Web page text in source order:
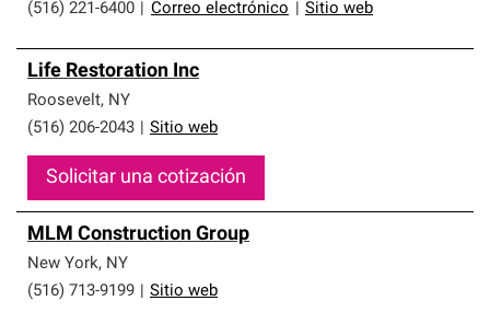
(516) 221-6400
Correo electrónico Sitio web
Life Restoration Inc
Roosevelt, NY
(516) 206-2043
Sitio web
Solicitar una cotización
MLM Construction Group
New York, NY
(516) 713-9199
Sitio web